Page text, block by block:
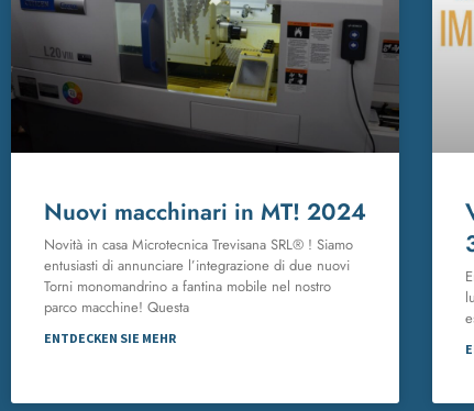
Nuovi macchinari in MT! 2024
Novità in casa Microtecnica Trevisana SRL® ! Siamo
entusiasti di annunciare l’integrazione di due nuovi
Torni monomandrino a fantina mobile nel nostro
parco macchine! Questa
ENTDECKEN SIE MEHR